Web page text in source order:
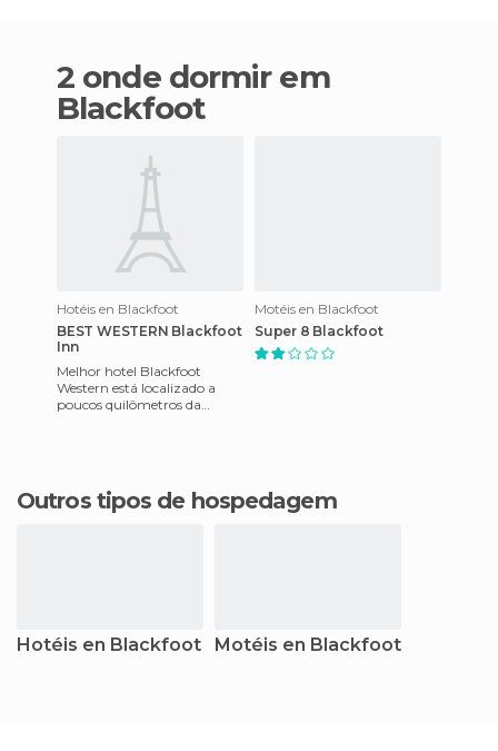
2 onde dormir em
Blackfoot
Hotéis en Blackfoot
BEST WESTERN Blackfoot
Inn
Melhor hotel Blackfoot
Western está localizado a
poucos quilômetros da
Motéis en Blackfoot
Super 8 Blackfoot
Outros tipos de hospedagem
Hotéis en Blackfoot Motéis en Blackfoot